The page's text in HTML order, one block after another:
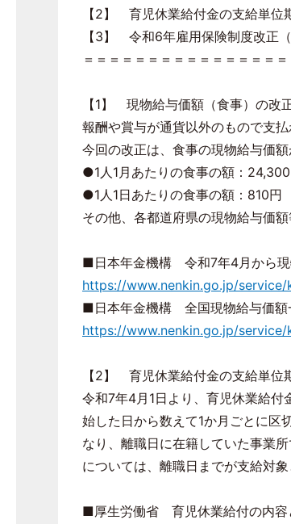
【2】 育児休業給付金の支給単位
【3】 令和6年雇用保険制度改正
＝＝＝＝＝＝＝＝＝＝＝＝＝＝＝
【1】 現物給与価額（食事）の改
報酬や賞与が通貨以外のもので支
今回の改正は、食事の現物給与価
●1人1月あたりの食事の額：
●1人1日あたりの食事の額：810円
その他、各都道府県の現物給与価
■日本年金機構 令和7年4月から現
https://www.nenkin.go.jp/
■日本年金機構 全国現物給与価額
https://www.nenkin.go.jp/service/
【2】 育児休業給付金の支給単位
令和7年4月1日より、育児休業給
始した日から数えて1か月ごとに区
なり、離職日に在籍していた事業
については、離職日までが支給対
■厚生労働省 育児休業給付の内容